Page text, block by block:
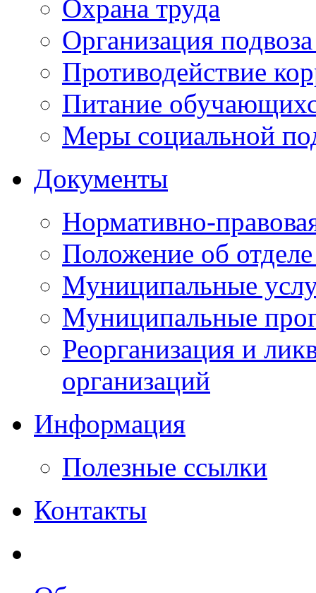
Охрана труда
Организация
Противодействие
Питание
Меры социальной
Документы
Нормативно-
Положение об
Муниципальные
Муниципальные
Реорганизация и
организаций
Информация
Полезные ссылки
Контакты